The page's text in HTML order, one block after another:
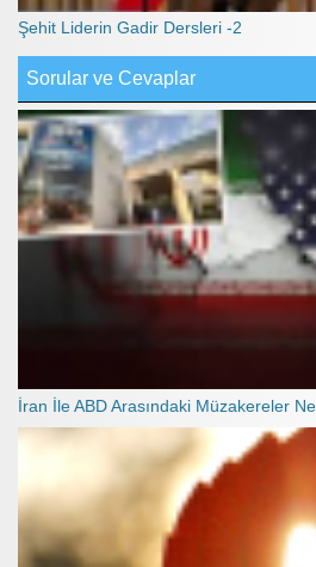
Şehit Liderin Gadir Dersleri -2
Sorular ve Cevaplar
İran İle ABD Arasındaki Müzakereler